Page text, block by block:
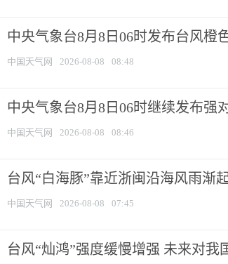
中央气象台8月8日06时发布台风橙
中国天气网 2026-08-08 08:48
中央气象台8月8日06时继续发布强
中国天气网 2026-08-08 08:46
台风“白海豚”靠近浙闽沿海风雨渐
中国天气网 2026-08-08 07:45
台风“灿鸿”强度缓慢增强 未来对我